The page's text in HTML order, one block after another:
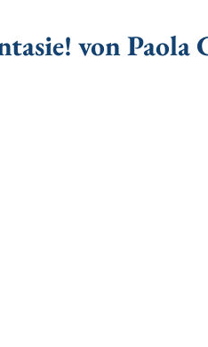
von Paola